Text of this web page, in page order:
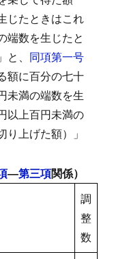
じたときはこれ
端数を生じたと
、 同項第一号
額に百分の七十
未満の端数を生
以上百円未満の
上げた額）」
―第三項関係）
調
整
数